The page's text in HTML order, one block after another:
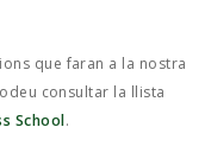
que faran a la nostra
consultar la llista
School.